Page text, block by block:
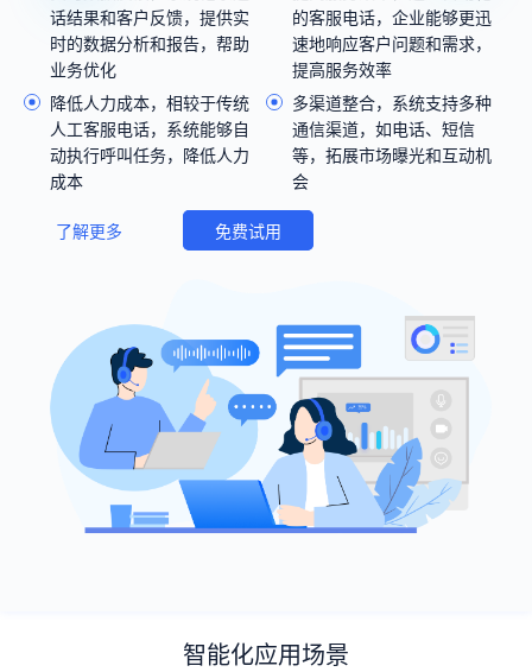
话结果和客户反馈，提供实
时的数据分析和报告，帮助
业务优化
的客服电话，企业能够更迅
速地响应客户问题和需求，
提高服务效率
降低人力成本，相较于传统
人工客服电话，系统能够自
动执行呼叫任务，降低人力
成本
多渠道整合，系统支持多种
通信渠道，如电话、短信
等，拓展市场曝光和互动机
会
了解更多 免费试用
智能化应用场景